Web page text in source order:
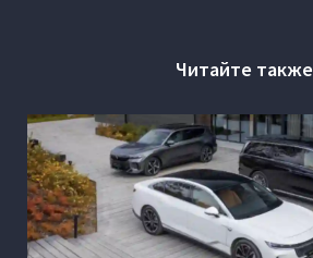
Читайте также